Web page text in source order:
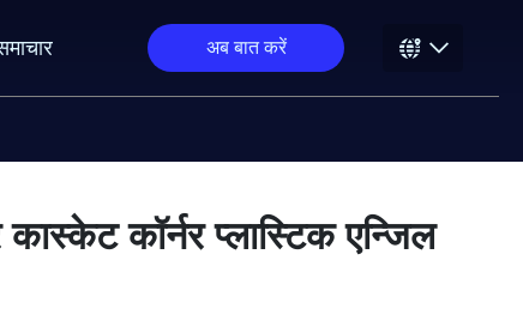
अब बात करें
कॉर्नर प्लास्टिक एन्जिल